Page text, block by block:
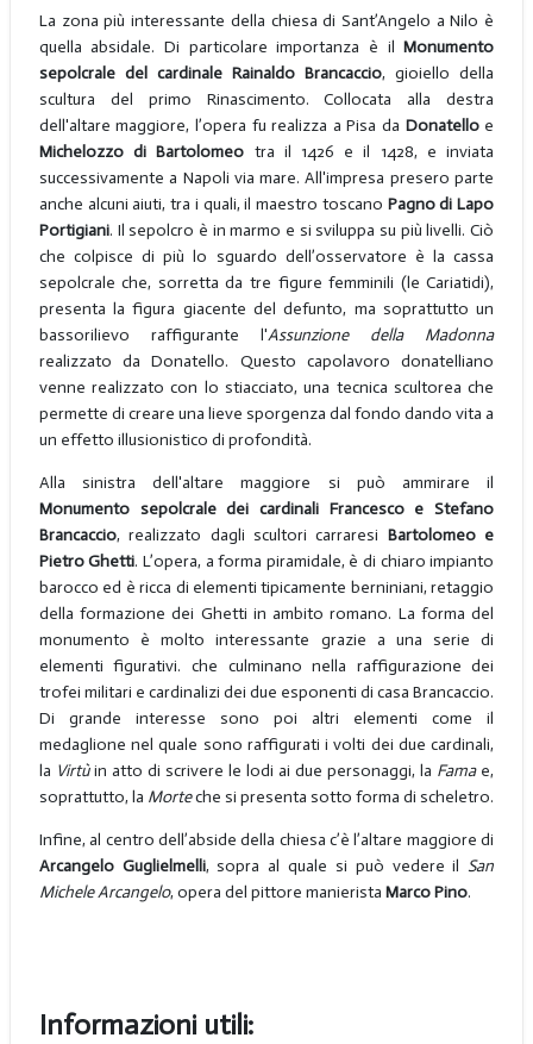
La zona più interessante della chiesa di Sant’Angelo a Nilo è
quella absidale. Di particolare importanza è ilMonumento
sepolcrale del cardinale Rainaldo Brancaccio, gioiello della
scultura del primo Rinascimento. Collocata alla destra
dell'altare maggiore, l’opera fu realizza a Pisa da Donatelloe
Michelozzo di Bartolomeo tra il 1426 e il 1428, e inviata
successivamente a Napoli via mare. All'impresa presero parte
anche alcuni aiuti, tra i quali, il maestro toscano Pagno di Lapo
Portigiani. Il sepolcro è in marmo e si sviluppa su più livelli. Ciò
che colpisce di più lo sguardo dell’osservatore è la cassa
sepolcrale che, sorretta da tre figure femminili (le Cariatidi),
presenta la figura giacente del defunto, ma soprattutto un
bassorilievo raffigurante l'Assunzione della Madonna
realizzato da Donatello. Questo capolavoro donatelliano
venne realizzato con lo stiacciato, una tecnica scultorea che
permette di creare una lieve sporgenza dal fondo dando vita a
un effetto illusionistico di profondità.
Alla sinistra dell'altare maggiore si può ammirare il
Monumento sepolcrale dei cardinali Francesco e Stefano
Brancaccio, realizzato dagli scultori carraresi Bartolomeo e
Pietro Ghetti. L’opera, a forma piramidale, è di chiaro impianto
barocco ed è ricca di elementi tipicamente berniniani, retaggio
della formazione dei Ghetti in ambito romano. La forma del
monumento è molto interessante grazie a una serie di
elementi figurativi. che culminano nella raffigurazione dei
trofei militari e cardinalizi dei due esponenti di casa Brancaccio.
Di grande interesse sono poi altri elementi come il
medaglione nel quale sono raffigurati i volti dei due cardinali,
la Virtùin atto di scrivere le lodi ai due personaggi, la Famae,
soprattutto, la Morteche si presenta sotto forma di scheletro.
Infine, al centro dell’abside della chiesa c’è l’altare maggiore di
Arcangelo Guglielmelli, sopra al quale si può vedere ilSan
Michele Arcangelo, opera del pittore manierista Marco Pino.
Informazioni utili: